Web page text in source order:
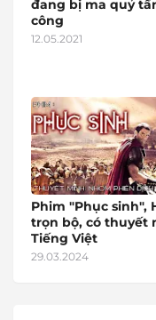
đang bị ma quỷ
công
12.05.2021
Phim "Phục sinh",
trọn bộ, có thuyết
Tiếng Việt
29.03.2024